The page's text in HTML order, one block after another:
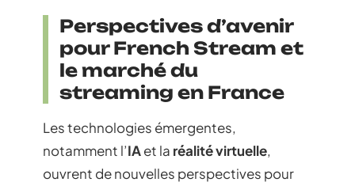
Perspectives d’avenir
pour French Stream et
le marché du
streaming en France
Les technologies émergentes,
notamment l’IAet la réalité virtuelle,
ouvrent de nouvelles perspectives pour